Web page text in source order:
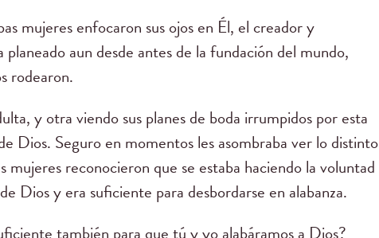
mujeres enfocaron sus ojos en Él, el creador y
aun desde antes de la fundación del mundo,
rodearon.
y otra viendo sus planes de boda irrumpidos por esta
Dios. Seguro en momentos les asombraba ver lo distinto
mujeres reconocieron que se estaba haciendo la voluntad
Dios y era suficiente para desbordarse en alabanza.
también para que tú y yo alabáramos a Dios?